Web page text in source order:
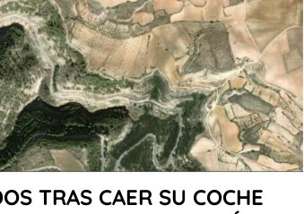
TRAS CAER SU COCHE